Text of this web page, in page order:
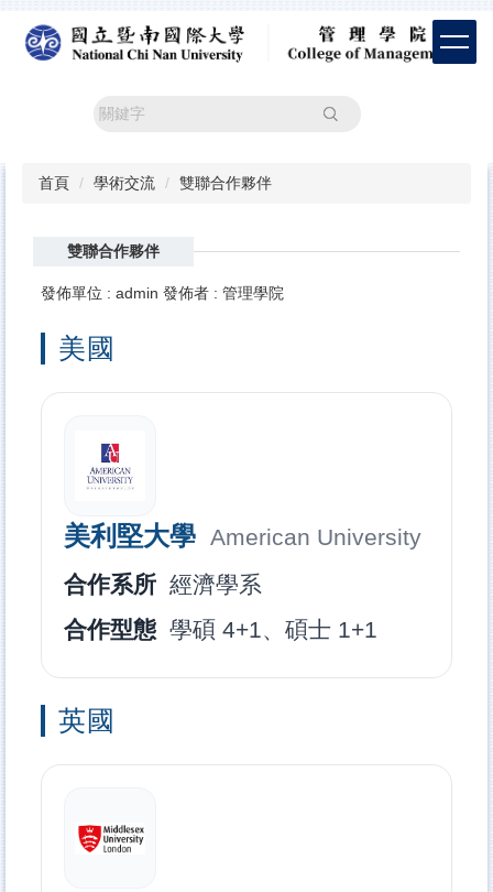
搜尋
首頁 學術交流 雙聯合作夥伴
雙聯合作夥伴
發佈單位 : admin 發佈者 : 管理學院
美國
美利堅大學 American University
合作系所 經濟學系
合作型態 學碩 4+1、碩士 1+1
英國